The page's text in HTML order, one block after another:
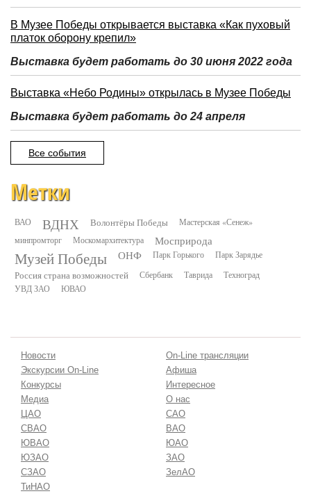
В Музее Победы открывается выставка «Как пуховый
платок оборону крепил»
Выставка будет работать до 30 июня 2022 года
Выставка «Небо Родины» открылась в Музее Победы
Выставка будет работать до 24 апреля
Все события
Метки
ВАО ВДНХ Волонтёры Победы
Мастерская «Сенеж»
минпромторг
Москомархитектура Мосприрода
Музей Победы ОНФ Парк Горького Парк Зарядье
Россия страна возможностей Сбербанк Таврида
Техноград
УВД ЗАО
ЮВАО
Новости
On-Line трансляции
Экскурсии On-Line
Афиша
Конкурсы
Интересное
Медиа
О нас
ЦАО
САО
СВАО
ВАО
ЮВАО
ЮАО
ЮЗАО
ЗАО
СЗАО
ЗелАО
ТиНАО